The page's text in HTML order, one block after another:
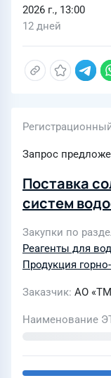
2026 г., 13:00
12 дней
Запрос
Поставка
систем
Закупки по
Реагенты для
Продукция
Заказчик АО
Наименование